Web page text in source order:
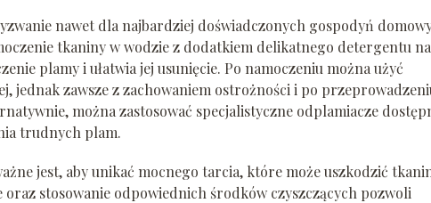
nawet dla najbardziej doświadczonych gospodyń
tkaniny w wodzie z dodatkiem delikatnego detergentu na
plamy i ułatwia jej usunięcie. Po namoczeniu można użyć
jednak zawsze z zachowaniem ostrożności i po
można zastosować specjalistyczne odplamiacze
trudnych plam.
jest, aby unikać mocnego tarcia, które może uszkodzić
stosowanie odpowiednich środków czyszczących pozwoli